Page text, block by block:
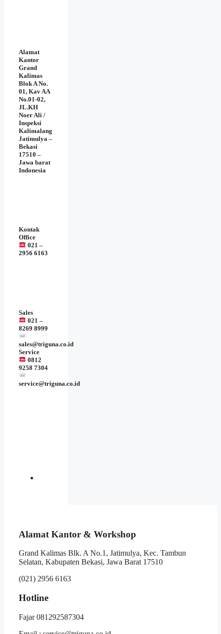
Alamat
Kantor
Grand
Kalimas
Blok A No.
01, Kav AA
No.01-02,
JL.KH
Noer Ali /
Inspeksi
Kalimalang
Jatimulya –
Bekasi
17510 –
Jawa barat
Indonesia
Kontak
Office
021 –
2956 6163
Sales
021 –
8269 8999
sales@triguna.co.id
Service
0812
9258 7304
service@triguna.co.id
Alamat Kantor & Workshop
Grand Kalimas Blk. A No.1, Jatimulya, Kec. Tambun
Selatan, Kabupaten Bekasi, Jawa Barat 17510
(021) 2956 6163
Hotline
Fajar 081292587304